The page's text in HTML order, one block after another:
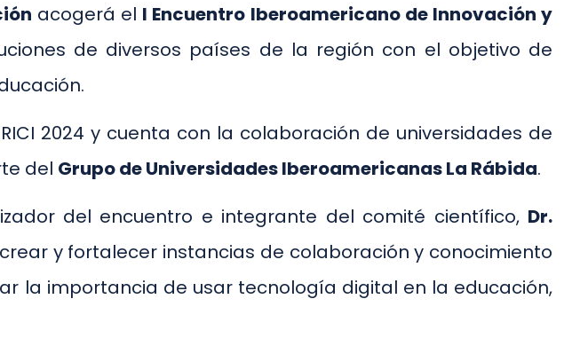
acogerá el I Encuentro Iberoamericano de Innovación y
de diversos países de la región con el objetivo de
2024 y cuenta con la colaboración de universidades de
del Grupo de Universidades Iberoamericanas La Rábida.
del encuentro e integrante del comité científico, Dr.
y fortalecer instancias de colaboración y conocimiento
la importancia de usar tecnología digital en la educación,